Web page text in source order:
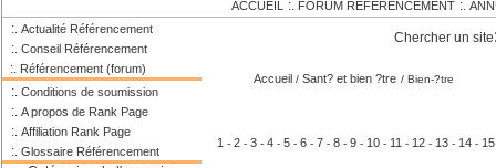
ACCUEIL :. FORUM REFERENCEMENT :.
:. Actualité Référencement
:. Conseil Référencement
:. Référencement (forum)
:. Conditions de soumission
:. A propos de Rank Page
:. Affiliation Rank Page
:. Glossaire Référencement
Chercher un site
Accueil / Sant? et bien ?tre / Bien-?tre
1 - 2 - 3 - 4 - 5 - 6 - 7 - 8 - 9 - 10 - 11 - 12 - 13 - 14 - 15